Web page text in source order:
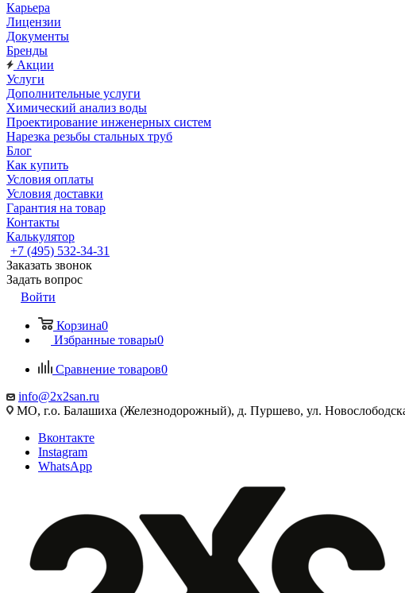
Карьера
Лицензии
Документы
Бренды
Акции
Услуги
Дополнительные услуги
Химический анализ воды
Проектирование инженерных систем
Нарезка резьбы стальных труб
Блог
Как купить
Условия оплаты
Условия доставки
Гарантия на товар
Контакты
Калькулятор
+7 (495) 532‑34‑31
Заказать звонок
Задать вопрос
Войти
Корзина0
Избранные товары0
Сравнение товаров0
info@2x2san.ru
МО, г.о. Балашиха (Железнодорожный), д. Пуршево, ул.
Вконтакте
Instagram
WhatsApp